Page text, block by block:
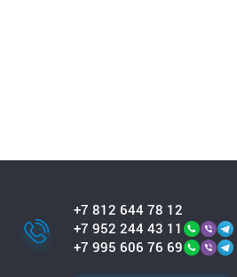
+7 812 644 78 12
+7 952 244 43 11
+7 995 606 76 69